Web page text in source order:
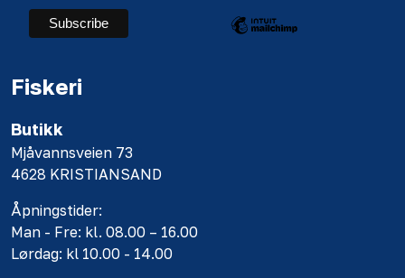
Fiskeri
Butikk
Mjåvannsveien 73
4628 KRISTIANSAND
Åpningstider:
Man - Fre: kl. 08.00 – 16.00
Lørdag: kl 10.00 - 14.00